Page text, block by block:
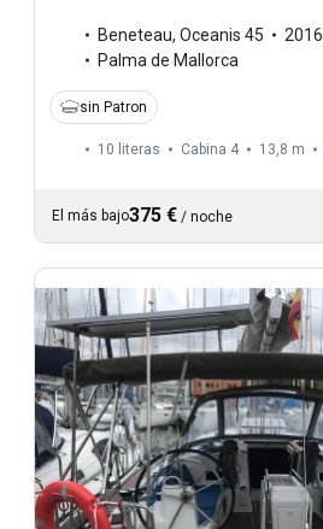
Beneteau, Oceanis 45
2016
Palma de Mallorca
sin Patron
10 literas Cabina 4 13,8 m
El más bajo375 € / noche